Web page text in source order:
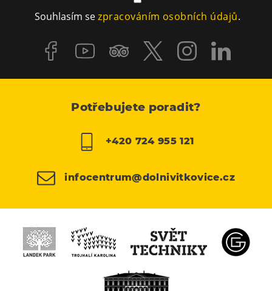
Souhlasím sezpracováním osobních údajů.
Potřebujete poradit?
+420 724 955 121
infocentrum@dolnivitkovice.cz